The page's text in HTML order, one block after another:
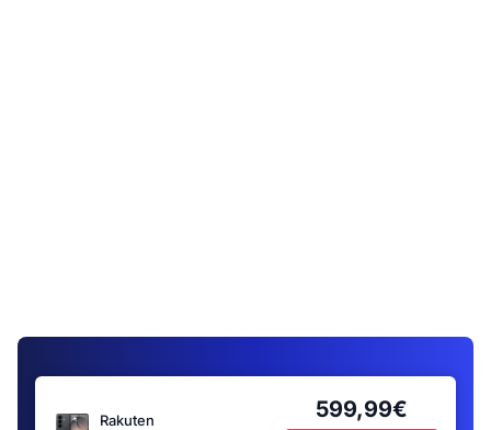
Rakuten 599,99€